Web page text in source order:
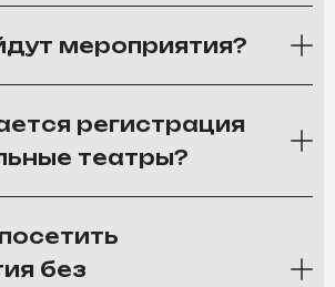
мероприятия?
регистрация
театры?
без